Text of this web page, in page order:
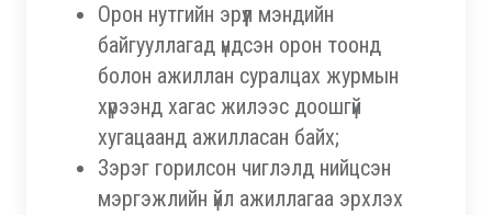
Орон нутгийн эрүүл мэндийн
байгууллагад үндсэн орон тоонд
болон ажиллан суралцах журмын
хүрээнд хагас жилээс доошгүй
хугацаанд ажилласан байх;
Зэрэг горилсон чиглэлд нийцсэн
мэргэжлийн үйл ажиллагаа эрхлэх